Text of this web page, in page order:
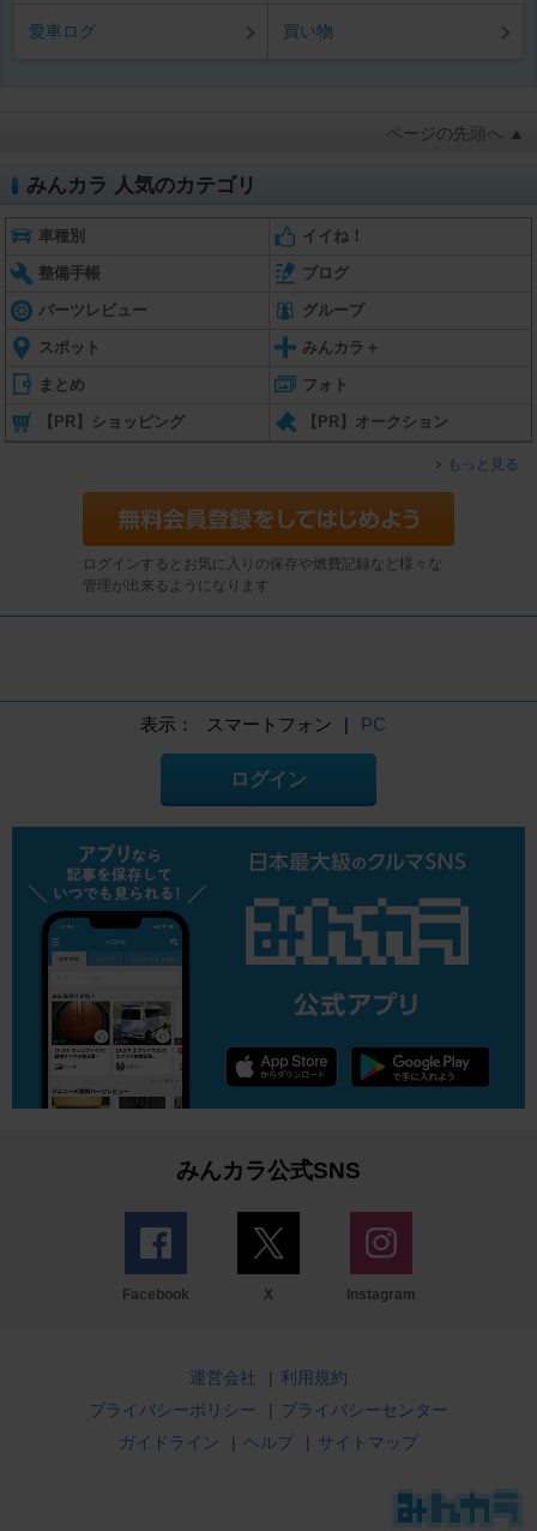
愛車ログ 買い物
ページの先頭へ ▲
みんカラ 人気のカテゴリ
車種別 イイね！
整備手帳 ブログ
パーツレビュー グループ
スポット みんカラ＋
まとめ フォト
【PR】ショッピング 【PR】オークション
もっと見る
ログインするとお気に入りの保存や燃費記録など様々な
管理が出来るようになります
表示： スマートフォン | PC
ログイン
みんカラ公式SNS
Facebook X Instagram
運営会社 | 利用規約
プライバシーポリシー
| プライバシーセンター
ガイドライン
| ヘルプ | サイトマップ